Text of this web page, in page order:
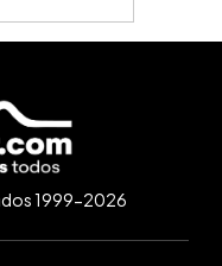
1999-2026